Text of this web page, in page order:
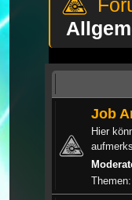
Job
Hier
Themen: